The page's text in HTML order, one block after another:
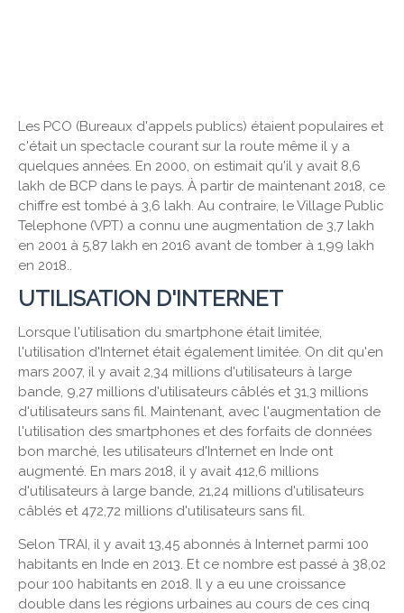
Les PCO (Bureaux d'appels publics) étaient populaires et
c'était un spectacle courant sur la route même il y a
quelques années. En 2000, on estimait qu'il y avait 8,6
lakh de BCP dans le pays. À partir de maintenant 2018, ce
chiffre est tombé à 3,6 lakh. Au contraire, le Village Public
Telephone (VPT) a connu une augmentation de 3,7 lakh
en 2001 à 5,87 lakh en 2016 avant de tomber à 1,99 lakh
en 2018..
UTILISATION D'INTERNET
Lorsque l'utilisation du smartphone était limitée,
l'utilisation d'Internet était également limitée. On dit qu'en
mars 2007, il y avait 2,34 millions d'utilisateurs à large
bande, 9,27 millions d'utilisateurs câblés et 31,3 millions
d'utilisateurs sans fil. Maintenant, avec l'augmentation de
l'utilisation des smartphones et des forfaits de données
bon marché, les utilisateurs d'Internet en Inde ont
augmenté. En mars 2018, il y avait 412,6 millions
d'utilisateurs à large bande, 21,24 millions d'utilisateurs
câblés et 472,72 millions d'utilisateurs sans fil.
Selon TRAI, il y avait 13,45 abonnés à Internet parmi 100
habitants en Inde en 2013. Et ce nombre est passé à 38,02
pour 100 habitants en 2018. Il y a eu une croissance
double dans les régions urbaines au cours de ces cinq